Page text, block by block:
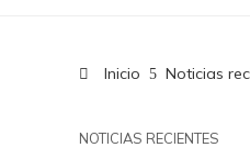
Inicio Noticias
NOTICIAS RECIENTES